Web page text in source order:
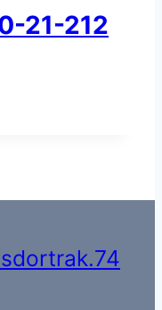
21-212